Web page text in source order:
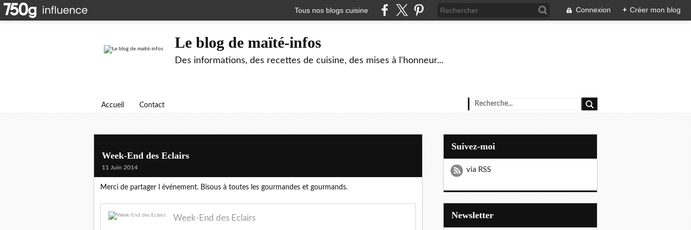
Tous nos blogs cuisine Connexion + Créer mon blog
Le blog de maïté-infos
Des informations, des recettes de cuisine, des mises à l'honneur...
Accueil Contact
Week-End des Eclairs
11 Juin 2014
Merci de partager l événement. Bisous à toutes les gourmandes et gourmands.
Week-End des Eclairs
Suivez-moi
via RSS
Newsletter